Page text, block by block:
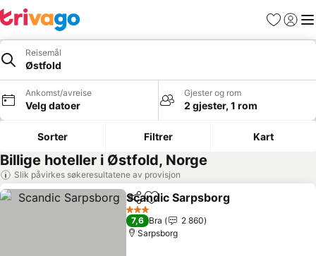
Favoritter
Logg
Reisemål
Østfold
Ankomst/avreise
Velg datoer
Gjester og rom
2 gjester, 1 rom
Sorter Filtrer Kart
Billige hoteller i Østfold, Norge
Slik påvirkes søkeresultatene av provisjon
Del Legg til i favoritter
Scandic Sarpsborg
3 Stjerner
7,6 Bra
2 860
Sarpsborg